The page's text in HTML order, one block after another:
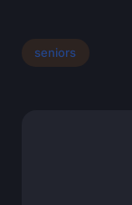
seniors